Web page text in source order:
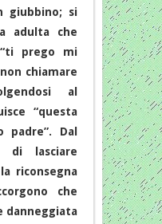
giubbino; si
adulta che
prego mi
chiamare
al
“questa
Dal
di lasciare
riconsegna
che
danneggiata